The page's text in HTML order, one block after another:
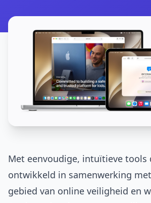
Met eenvoudige, intuïtieve tools
ontwikkeld in samenwerking
gebied van online veiligheid en